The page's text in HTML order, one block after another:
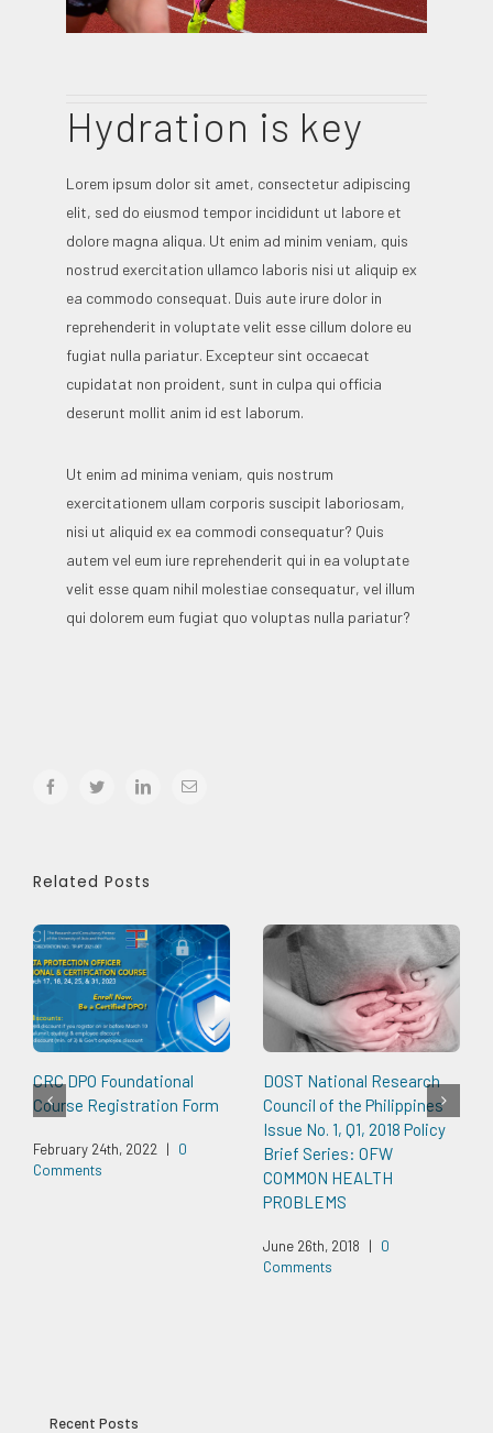
Hydration is key
Lorem ipsum dolor sit amet, consectetur adipiscing
elit, sed do eiusmod tempor incididunt ut labore et
dolore magna aliqua. Ut enim ad minim veniam, quis
nostrud exercitation ullamco laboris nisi ut aliquip ex
ea commodo consequat. Duis aute irure dolor in
reprehenderit in voluptate velit esse cillum dolore eu
fugiat nulla pariatur. Excepteur sint occaecat
cupidatat non proident, sunt in culpa qui officia
deserunt mollit anim id est laborum.
Ut enim ad minima veniam, quis nostrum
exercitationem ullam corporis suscipit laboriosam,
nisi ut aliquid ex ea commodi consequatur? Quis
autem vel eum iure reprehenderit qui in ea voluptate
velit esse quam nihil molestiae consequatur, vel illum
qui dolorem eum fugiat quo voluptas nulla pariatur?
facebooktwitter linkedinEmail
Related Posts
CRC DPO Foundational
Course Registration Form
February 24th, 2022 |
0
Comments
DOST National Research
Council of the Philippines
Issue No. 1, Q1, 2018 Policy
Brief Series: OFW
COMMON HEALTH
PROBLEMS
June 26th, 2018 |
0
Comments
Recent Posts